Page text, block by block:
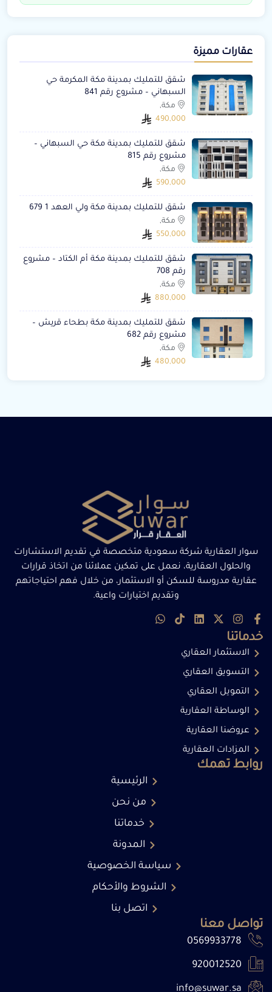
عقارات مميزة
شقق للتمليك بمدينة مكة المكرمة حي
السبهاني – مشروع رقم 841
مكة,
490,000
شقق للتمليك بمدينة مكة حي السبهاني –
مشروع رقم 815
مكة,
590,000
شقق للتمليك بمدينة مكة ولي العهد 1 679
مكة,
550,000
شقق للتمليك بمدينة مكة أم الكتاد – مشروع
رقم 708
مكة,
880,000
شقق للتمليك بمدينة مكة بطحاء قريش –
مشروع رقم 682
مكة,
480,000
سوار العقارية شركة سعودية متخصصة في تقديم الاستشارات
والحلول العقارية، نعمل على تمكين عملائنا من اتخاذ قرارات
عقارية مدروسة للسكن أو الاستثمار، من خلال فهم احتياجاتهم
وتقديم اختيارات واعية.
روابط تهمك
الرئيسية
من نحن
خدماتنا
المدونة
سياسة الخصوصية
الشروط والأحكام
اتصل بنا
خدماتنا
الاستثمار العقاري
التسويق العقاري
التمويل العقاري
الوساطة العقارية
عروضنا العقارية
المزادات العقارية
تواصل معنا
0569933778
920012520
info@suwar.sa